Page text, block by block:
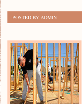
POSTED BY ADMIN